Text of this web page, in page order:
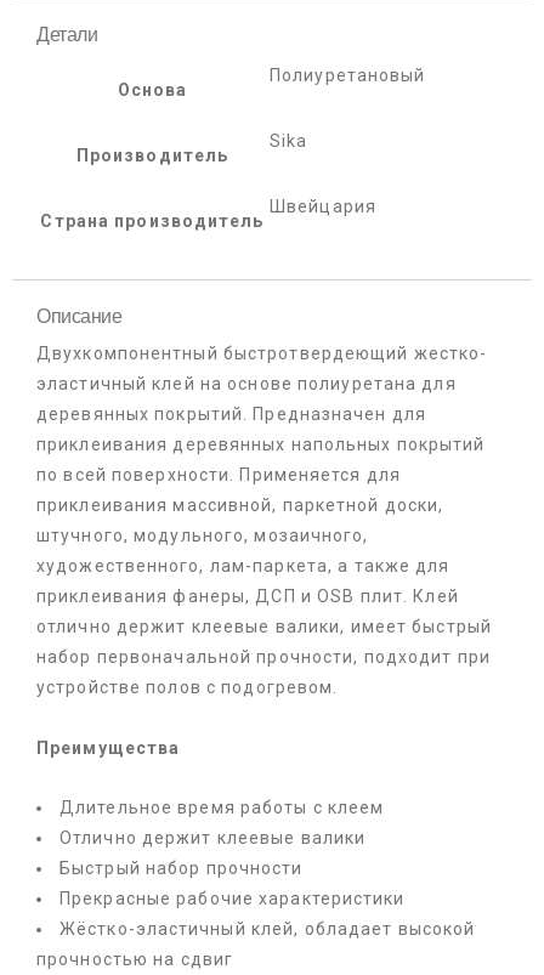
Детали
Основа
Полиуретановый
Производитель
Sika
Страна производитель
Швейцария
Описание
Двухкомпонентный быстротвердеющий жестко-
эластичный клей на основе полиуретана для
деревянных покрытий. Предназначен для
приклеивания деревянных напольных покрытий
по всей поверхности. Применяется для
приклеивания массивной, паркетной доски,
штучного, модульного, мозаичного,
художественного, лам-паркета, а также для
приклеивания фанеры, ДСП и OSB плит. Клей
отлично держит клеевые валики, имеет быстрый
набор первоначальной прочности, подходит при
устройстве полов с подогревом.
Преимущества
Длительное время работы с клеем
Отлично держит клеевые валики
Быстрый набор прочности
Прекрасные рабочие характеристики
Жёстко-эластичный клей, обладает высокой
прочностью на сдвиг